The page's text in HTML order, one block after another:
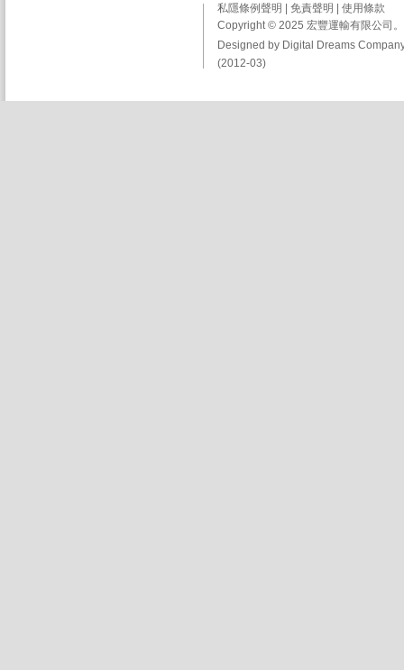
私隱條例聲明 | 免責聲明 | 使用條款
Copyright © 2025 宏豐運輸有限公司
Designed by Digital Dreams
(2012-03)